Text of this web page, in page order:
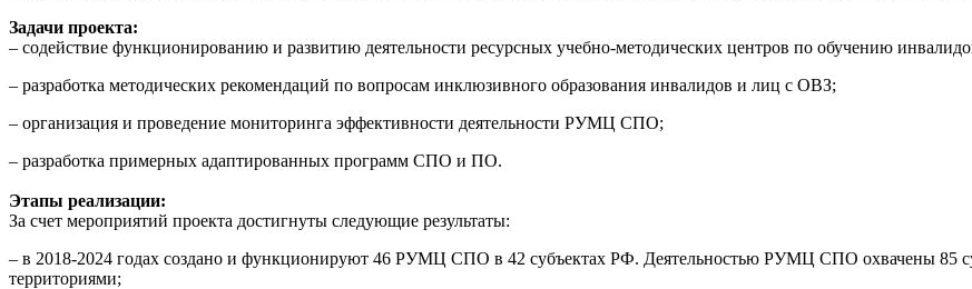
Задачи проекта:
– содействие функционированию и развитию деятельности ресурсных учебно-методических центров по обучению
– разработка методических рекомендаций по вопросам инклюзивного образования инвалидов и лиц с ОВЗ;
– организация и проведение мониторинга эффективности деятельности РУМЦ СПО;
– разработка примерных адаптированных программ СПО и ПО.
Этапы реализации:
За счет мероприятий проекта достигнуты следующие результаты:
– в 2018-2024 годах создано и функционируют 46 РУМЦ СПО в 42 субъектах РФ. Деятельностью РУМЦ СПО охвачены 85
территориями;